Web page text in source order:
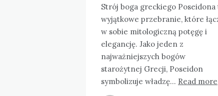
Strój boga greckiego Poseidona
wyjątkowe przebranie, które
w sobie mitologiczną potęgę i
elegancję. Jako jeden z
najważniejszych bogów
starożytnej Grecji, Poseidon
symbolizuje władzę… Read more